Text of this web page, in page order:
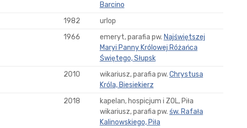
Barcino
1982
urlop
1966 emeryt, parafia pw. Najświętszej
Maryi Panny Królowej Różańca
Świętego, Słupsk
2010 wikariusz, parafia pw. Chrystusa
Króla, Biesiekierz
2018
kapelan, hospicjum i ZOL, Piła
wikariusz, parafia pw. św. Rafała
Kalinowskiego, Piła